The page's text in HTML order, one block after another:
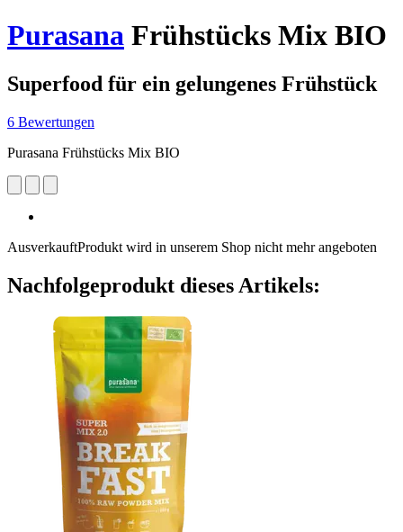
Purasana Frühstücks Mix BIO
Superfood für ein gelungenes Frühstück
6 Bewertungen
Purasana Frühstücks Mix BIO
AusverkauftProdukt wird in unserem Shop nicht mehr angeboten
Nachfolgeprodukt dieses Artikels: